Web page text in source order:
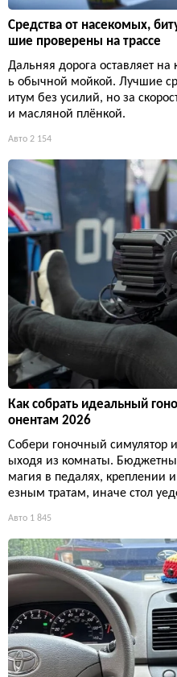
Средства от насекомых,
шие проверены на трассе
Дальняя дорога оставляет
ь обычной мойкой. Лучшие
итум без усилий, но за
и масляной плёнкой.
Авто 2 154
Как собрать идеальный
онентам 2026
Собери гоночный симулятор
ыходя из комнаты.
магия в педалях, креплении и
езным тратам, иначе стол
Авто 1 845